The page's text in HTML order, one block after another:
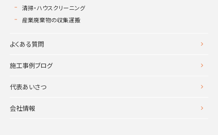
清掃・ハウスクリーニング
産業廃棄物の収集運搬
よくある質問
施工事例ブログ
代表あいさつ
会社情報